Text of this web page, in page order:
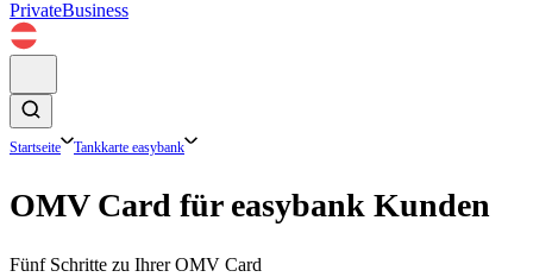
PrivateBusiness
Startseite Tankkarte easybank
OMV Card für easybank Kunden
Fünf Schritte zu Ihrer OMV Card